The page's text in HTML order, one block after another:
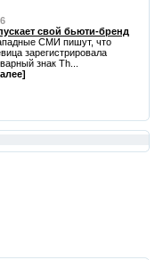
свой бьюти-бренд
СМИ пишут, что
зарегистрировала
знак Th...